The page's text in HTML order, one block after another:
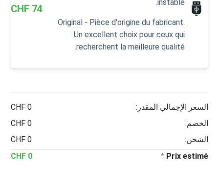
instable.
Original - Pièce d'origine du fabricant.
Un excellent choix pour ceux qui
recherchent la meilleure qualité.
74
السعر الإجمالي المقدر:
0 CHF
الخصم:
0 CHF
الشحن:
0 CHF
Prix estimé
*
0 CHF